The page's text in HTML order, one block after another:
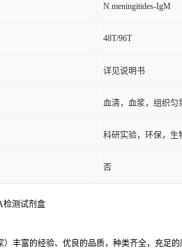
N.meningitides-IgM
48T/96T
详见说明书
血清，血浆，组织
科研实验，环保，生
否
检测试剂盒
）丰富的经验、优良的品质，种类齐全，充足